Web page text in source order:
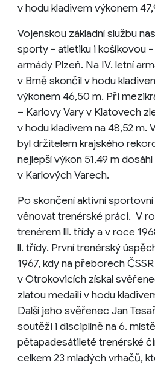
v hodu kladivem výkonem
Vojenskou základní službu
sporty - atletiku i košíkovou
armády Plzeň. Na IV. letní
v Brně skončil v hodu
výkonem 46,50 m. Při
– Karlovy Vary v Klatovech
v hodu kladivem na 48,52 m.
byl držitelem krajského
nejlepší výkon 51,49 m
v Karlových Varech.
Po skončení aktivní
věnovat trenérské práci. V
trenérem lll. třídy a v roce
ll. třídy. První trenérský
1967, kdy na přeborech
v Otrokovicích získal
zlatou medaili v hodu
Další jeho svěřenec Jan
soutěži i disciplíně na 6.
pětapadesátileté trenérské
celkem 23 mladých vrhačů,